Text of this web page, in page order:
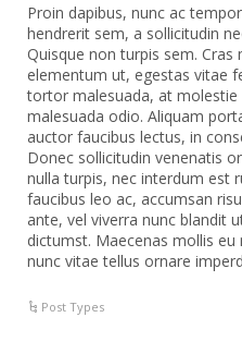
Proin dapibus, nunc ac
hendrerit sem, a sollicitudin
Quisque non turpis sem.
elementum ut, egestas vitae
tortor malesuada, at molestie
malesuada odio. Aliquam
auctor faucibus lectus, in
Donec sollicitudin venenatis
nulla turpis, nec interdum est
faucibus leo ac, accumsan
ante, vel viverra nunc blandit
dictumst. Maecenas mollis
nunc vitae tellus ornare
Post Types